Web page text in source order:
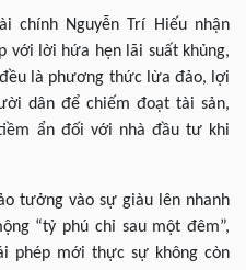
chính Nguyễn Trí Hiếu nhận
với lời hứa hẹn lãi suất khủng,
là phương thức lừa đảo, lợi
dân để chiếm đoạt tài sản,
ẩn đối với nhà đầu tư khi
tưởng vào sự giàu lên nhanh
“tỷ phú chỉ sau một đêm”,
phép mới thực sự không còn